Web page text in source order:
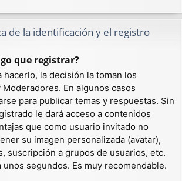
de la identificación y el registro
que registrar?
hacerlo, la decisión la toman los
En algunos casos
para publicar temas y respuestas. Sin
le dará acceso a contenidos
que como usuario invitado no
su imagen personalizada (avatar),
suscripción a grupos de usuarios, etc.
unos segundos. Es muy recomendable.